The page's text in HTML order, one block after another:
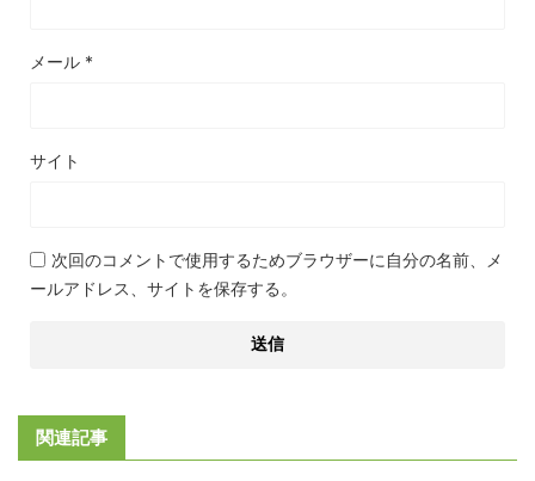
メール *
サイト
次回のコメントで使用するためブラウザーに自分の名前、メ
ールアドレス、サイトを保存する。
関連記事